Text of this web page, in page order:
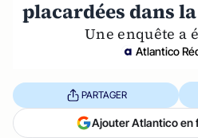
placardées dans
Une enquête a
Atlantico
PARTAGER
Ajouter Atlantico en